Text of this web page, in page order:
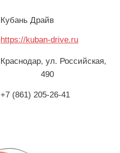
Кубань Драйв
https://kuban-drive.ru
Краснодар, ул. Российская,
490
+7 (861) 205-26-41